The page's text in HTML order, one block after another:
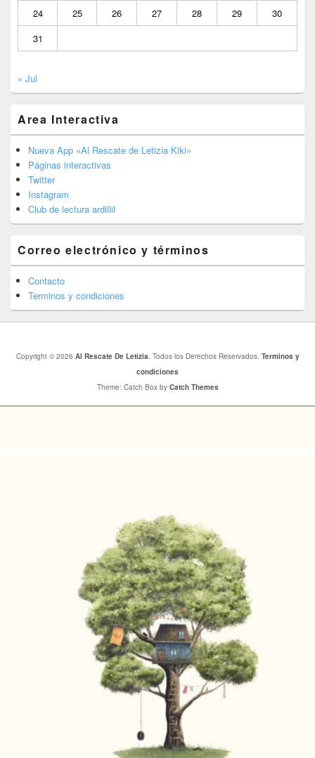
24
25 26 27 28 29
30
31
« Jul
Area Interactiva
Nueva App «Al Rescate de Letizia Kiki»
Páginas interactivas
Twitter
Instagram
Club de lectura ardillil
Correo electrónico y términos
Contacto
Terminos y condiciones
Copyright © 2026 Al Rescate De Letizia. Todos los Derechos Reservados. Terminos y
condiciones
Theme: Catch Box by Catch Themes